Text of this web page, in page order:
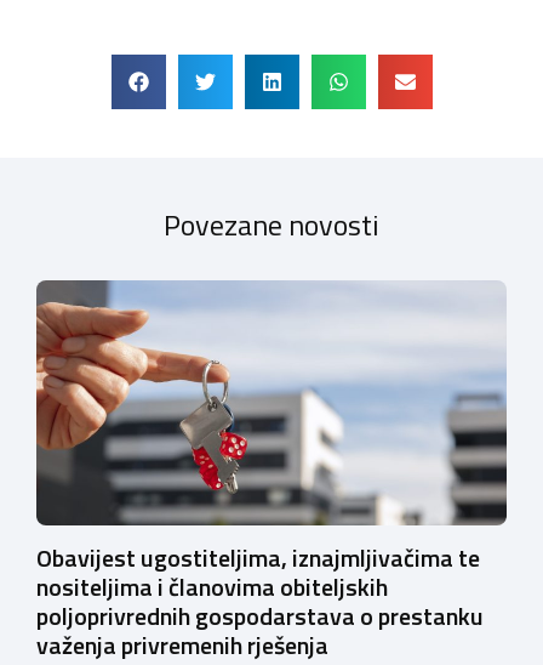
Povezane novosti
Obavijest ugostiteljima, iznajmljivačima te
nositeljima i članovima obiteljskih
poljoprivrednih gospodarstava o prestanku
važenja privremenih rješenja